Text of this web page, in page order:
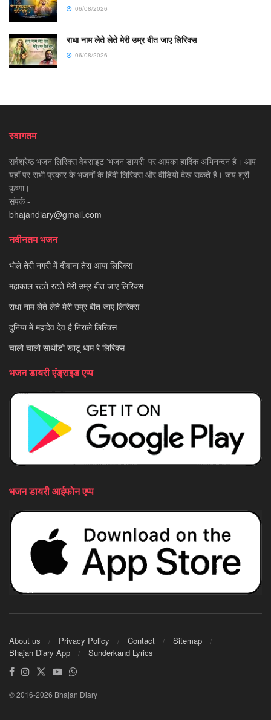
06/08/2026
राधा नाम लेते लेते मेरी उम्र बीत जाए लिरिक्स
06/08/2026
स्वागतम
सर्वश्रेष्ठ भजन लिरिक्स वेबसाइट 'भजन डायरी' पर आपका हार्दिक अभिनन्दन है। आप
यहाँ पर सभी प्रकार के भजनों के हिंदी लिरिक्स और वीडियो देख सकते है। जय श्री
कृष्णा।
संपर्क -
bhajandiary@gmail.com
नवीनतम भजन
भोले तेरी नगरी में दीवाना तेरा आया लिरिक्स
महाकाल रटते रटते मेरी उम्र बीत जाए लिरिक्स
राधा नाम लेते लेते मेरी उम्र बीत जाए लिरिक्स
दुनिया में महादेव देव है निराले लिरिक्स
चालो चालो साथीड़ो खाटू धाम रे लिरिक्स
भजन डायरी एंड्राइड एप्प
भजन डायरी आईफोन एप्प
About us Privacy Policy Contact
Sitemap
Bhajan Diary App
Sunderkand Lyrics
© 2016-2026 Bhajan Diary